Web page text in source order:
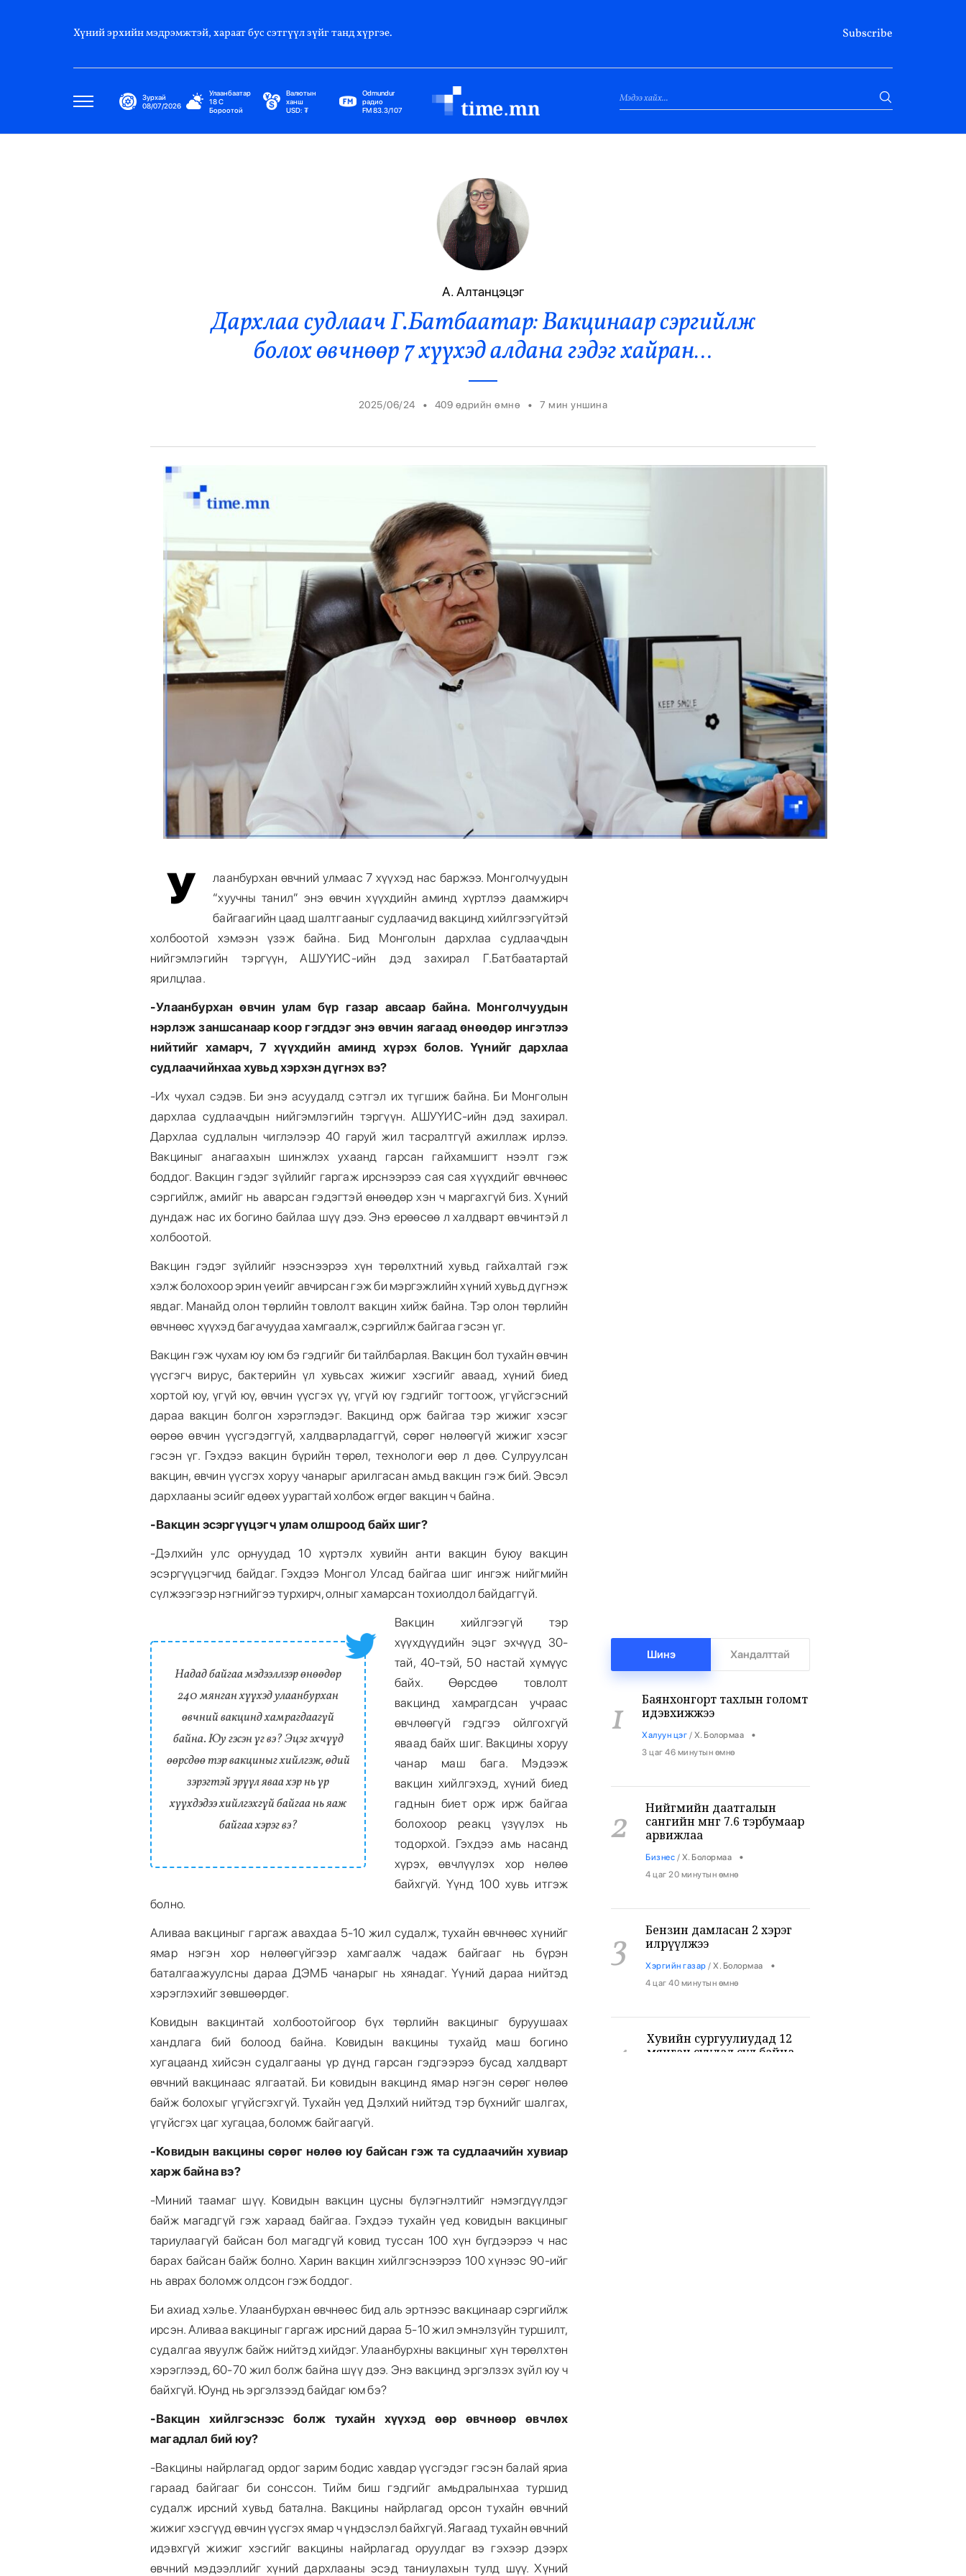
Хүний эрхийн мэдрэмжтэй, хараат бус сэтгүүл зүйг танд хүргэе. Subscribe
Зурхай
08/07/2026
Улаанбаатар
18C
Бороотой
Валютын
ханш
USD: ₮
Odmundur
радио
FM 83.3/107
Эрүүл Мэнд
Энтертайнмент
Эрэн Сурвалжилга
Гадаад Харилцаа
Элчин Сайд
Парламент
Засгийн Газар
Ерөнхийлөгч
А. Алтанцэцэг
Дархлаа судлаач Г.Батбаатар: Вакцинаар сэргийлж
болох өвчнөөр 7 хүүхэд алдана гэдэг хайран…
2025/06/24 • 409 өдрийн өмнө • 7 мин уншина
У
лаанбурхан өвчний улмаас 7 хүүхэд нас баржээ. Монголчуудын
“хуучны танил” энэ өвчин хүүхдийн аминд хүртлээ даамжирч
байгаагийн цаад шалтгааныг судлаачид вакцинд хийлгээгүйтэй
холбоотой хэмээн үзэж байна. Бид Монголын дархлаа судлаачдын
нийгэмлэгийн тэргүүн, АШУҮИС-ийн дэд захирал Г.Батбаатартай
ярилцлаа.
-Улаанбурхан өвчин улам бүр газар авсаар байна. Монголчуудын
нэрлэж заншсанаар коор гэгддэг энэ өвчин яагаад өнөөдөр ингэтлээ
нийтийг хамарч, 7 хүүхдийн аминд хүрэх болов. Үүнийг дархлаа
судлаачийнхаа хувьд хэрхэн дүгнэх вэ?
-Их чухал сэдэв. Би энэ асуудалд сэтгэл их түгшиж байна. Би Монголын
дархлаа судлаачдын нийгэмлэгийн тэргүүн. АШУҮИС-ийн дэд захирал.
Дархлаа судлалын чиглэлээр 40 гаруй жил тасралтгүй ажиллаж ирлээ.
Вакциныг анагаахын шинжлэх ухаанд гарсан гайхамшигт нээлт гэж
боддог. Вакцин гэдэг зүйлийг гаргаж ирснээрээ сая сая хүүхдийг өвчнөөс
сэргийлж, амийг нь аварсан гэдэгтэй өнөөдөр хэн ч маргахгүй биз. Хүний
дундаж нас их богино байлаа шүү дээ. Энэ ерөөсөө л халдварт өвчинтэй л
холбоотой.
Вакцин гэдэг зүйлийг нээснээрээ хүн төрөлхтний хувьд гайхалтай гэж
хэлж болохоор эрин үеийг авчирсан гэж би мэргэжлийн хүний хувьд дүгнэж
явдаг. Манайд олон төрлийн товлолт вакцин хийж байна. Тэр олон төрлийн
өвчнөөс хүүхэд багачуудаа хамгаалж, сэргийлж байгаа гэсэн үг.
Вакцин гэж чухам юу юм бэ гэдгийг би тайлбарлая. Вакцин бол тухайн өвчин
үүсгэгч вирус, бактерийн үл хувьсах жижиг хэсгийг аваад, хүний биед
хортой юу, үгүй юү, өвчин үүсгэх үү, үгүй юү гэдгийг тогтоож, үгүйсгэсний
дараа вакцин болгон хэрэглэдэг. Вакцинд орж байгаа тэр жижиг хэсэг
өөрөө өвчин үүсгэдэггүй, халдварладаггүй, сөрөг нөлөөгүй жижиг хэсэг
гэсэн үг. Гэхдээ вакцин бүрийн төрөл, технологи өөр л дөө. Сулруулсан
вакцин, өвчин үүсгэх хоруу чанарыг арилгасан амьд вакцин гэж бий. Эвсэл
дархлааны эсийг өдөөх уурагтай холбож өгдөг вакцин ч байна.
-Вакцин эсэргүүцэгч улам олшроод байх шиг?
-Дэлхийн улс орнуудад 10 хүртэлх хувийн анти вакцин буюу вакцин
эсэргүүцэгчид байдаг. Гэхдээ Монгол Улсад байгаа шиг ингэж нийгмийн
сүлжээгээр нэгнийгээ турхирч, олныг хамарсан тохиолдол байдаггүй.
Надад байгаа мэдээллээр өнөөдөр
240 мянган хүүхэд улаанбурхан
өвчний вакцинд хамрагдаагүй
байна. Юу гэсэн үг вэ? Эцэг эхчүүд
өөрсдөө тэр вакциныг хийлгэж, өдий
зэрэгтэй эрүүл яваа хэр нь үр
хүүхдэдээ хийлгэхгүй байгаа нь яаж
байгаа хэрэг вэ?
Вакцин хийлгээгүй тэр
хүүхдүүдийн эцэг эхчүүд 30-
тай, 40-тэй, 50 настай хүмүүс
байх. Өөрсдөө товлолт
вакцинд хамрагдсан учраас
өвчлөөгүй гэдгээ ойлгохгүй
яваад байх шиг. Вакцины хоруу
чанар маш бага. Мэдээж
вакцин хийлгэхэд, хүний биед
гаднын биет орж ирж байгаа
болохоор реакц үзүүлэх нь
тодорхой. Гэхдээ амь насанд
хүрэх, өвчлүүлэх хор нөлөө
байхгүй. Үүнд 100 хувь итгэж
болно.
Аливаа вакциныг гаргаж авахдаа 5-10 жил судалж, тухайн өвчнөөс хүнийг
ямар нэгэн хор нөлөөгүйгээр хамгаалж чадаж байгааг нь бүрэн
баталгаажуулсны дараа ДЭМБ чанарыг нь хянадаг. Үүний дараа нийтэд
хэрэглэхийг зөвшөөрдөг.
Ковидын вакцинтай холбоотойгоор бүх төрлийн вакциныг буруушаах
хандлага бий болоод байна. Ковидын вакцины тухайд маш богино
хугацаанд хийсэн судалгааны үр дүнд гарсан гэдгээрээ бусад халдварт
өвчний вакцинаас ялгаатай. Би ковидын вакцинд ямар нэгэн сөрөг нөлөө
байж болохыг үгүйсгэхгүй. Тухайн үед Дэлхий нийтэд тэр бүхнийг шалгах,
үгүйсгэх цаг хугацаа, боломж байгаагүй.
-Ковидын вакцины сөрөг нөлөө юу байсан гэж та судлаачийн хувиар
харж байна вэ?
-Миний таамаг шүү. Ковидын вакцин цусны бүлэгнэлтийг нэмэгдүүлдэг
байж магадгүй гэж хараад байгаа. Гэхдээ тухайн үед ковидын вакциныг
тариулаагүй байсан бол магадгүй ковид туссан 100 хүн бүгдээрээ ч нас
барах байсан байж болно. Харин вакцин хийлгэснээрээ 100 хүнээс 90-ийг
нь аврах боломж олдсон гэж боддог.
Би ахиад хэлье. Улаанбурхан өвчнөөс бид аль эртнээс вакцинаар сэргийлж
ирсэн. Аливаа вакциныг гаргаж ирсний дараа 5-10 жил эмнэлзүйн туршилт,
судалгаа явуулж байж нийтэд хийдэг. Улаанбурхны вакциныг хүн төрөлхтөн
хэрэглээд, 60-70 жил болж байна шүү дээ. Энэ вакцинд эргэлзэх зүйл юу ч
байхгүй. Юунд нь эргэлзээд байдаг юм бэ?
-Вакцин хийлгэснээс болж тухайн хүүхэд өөр өвчнөөр өвчлөх
магадлал бий юу?
-Вакцины найрлагад ордог зарим бодис хавдар үүсгэдэг гэсэн балай яриа
гараад байгааг би сонссон. Тийм биш гэдгийг амьдралынхаа туршид
судалж ирсний хувьд батална. Вакцины найрлагад орсон тухайн өвчний
жижиг хэсгүүд өвчин үүсгэх ямар ч үндэслэл байхгүй. Яагаад тухайн өвчний
идэвхгүй жижиг хэсгийг вакцины найрлагад оруулдаг вэ гэхээр дээрх
өвчний мэдээллийг хүний дархлааны эсэд таниулахын тулд шүү. Хүний
Шинэ Хандалттай
1
Баянхонгорт тахлын голомт
идэвхижжээ
Халуун цэг / Х. Болормаа •
3 цаг 46 минутын өмнө
2
Нийгмийн даатгалын
сангийн мөнгө 7.6 тэрбумаар
арвижлаа
Бизнес / Х. Болормаа •
4 цаг 20 минутын өмнө
3
Бензин дамласан 2 хэрэг
илрүүлжээ
Хэргийн газар / Х. Болормаа •
4 цаг 40 минутын өмнө
4
Хувийн сургуулиудад 12
мянган суудал сул байна